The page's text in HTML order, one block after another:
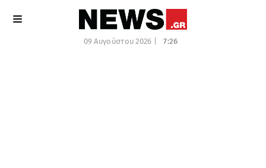
09 Αυγούστου 2026 | 7:26